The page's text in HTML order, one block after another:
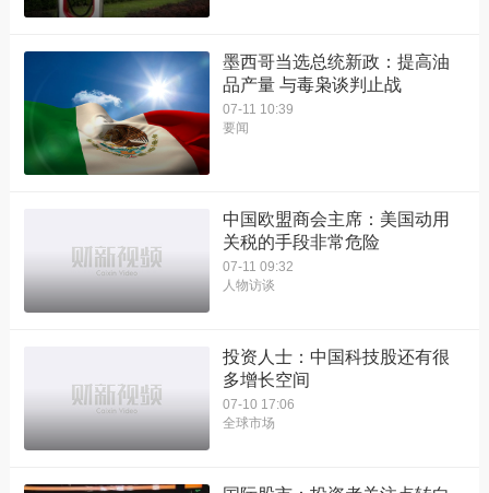
墨西哥当选总统新政：提高油
品产量 与毒枭谈判止战
07-11 10:39
要闻
中国欧盟商会主席：美国动用
关税的手段非常危险
07-11 09:32
人物访谈
投资人士：中国科技股还有很
多增长空间
07-10 17:06
全球市场